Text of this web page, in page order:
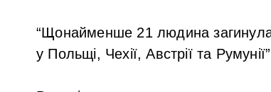
“Щонайменше 21 людина загинула
у Польщі, Чехії, Австрії та